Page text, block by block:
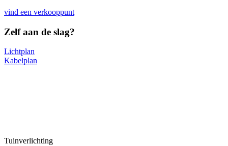
vind een verkooppunt
Zelf aan de slag?
Lichtplan
Kabelplan
Tuinverlichting